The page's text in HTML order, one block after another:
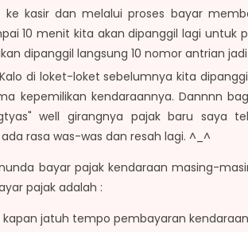
kasir dan melalui proses bayar
10 menit kita akan dipanggil lagi
dipanggil langsung 10 nomor antrian
di loket-loket sebelumnya kita
kepemilikan kendaraannya. Dannnn
well girangnya pajak baru saya
rasa was-was dan resah lagi. ^_^
bayar pajak kendaraan masing-
pajak adalah :
kapan jatuh tempo pembayaran